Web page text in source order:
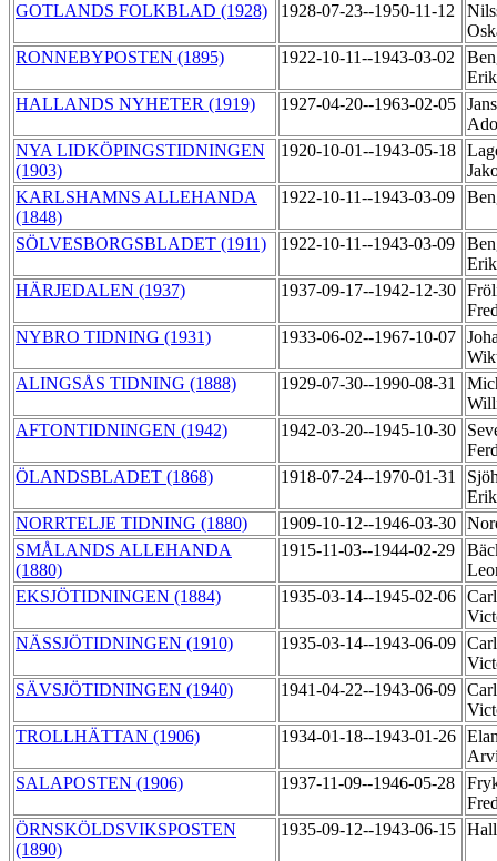
GOTLANDS FOLKBLAD (1928)
1928-07-23--1950-11-12
RONNEBYPOSTEN (1895)
1922-10-11--1943-03-02
HALLANDS NYHETER (1919)
1927-04-20--1963-02-05
NYA LIDKÖPINGSTIDNINGEN
(1903)
1920-10-01--1943-05-18
KARLSHAMNS ALLEHANDA
(1848)
1922-10-11--1943-03-09
SÖLVESBORGSBLADET (1911) 1922-10-11--1943-03-09
HÄRJEDALEN (1937)
1937-09-17--1942-12-30
NYBRO TIDNING (1931)
1933-06-02--1967-10-07
ALINGSÅS TIDNING (1888)
1929-07-30--1990-08-31
AFTONTIDNINGEN (1942)
1942-03-20--1945-10-30
ÖLANDSBLADET (1868)
1918-07-24--1970-01-31
NORRTELJE TIDNING (1880)
1909-10-12--1946-03-30
SMÅLANDS ALLEHANDA
(1880)
1915-11-03--1944-02-29
EKSJÖTIDNINGEN (1884)
1935-03-14--1945-02-06
NÄSSJÖTIDNINGEN (1910)
1935-03-14--1943-06-09
SÄVSJÖTIDNINGEN (1940)
1941-04-22--1943-06-09
TROLLHÄTTAN (1906)
1934-01-18--1943-01-26
SALAPOSTEN (1906)
1937-11-09--1946-05-28
ÖRNSKÖLDSVIKSPOSTEN
(1890)
1935-09-12--1943-06-15